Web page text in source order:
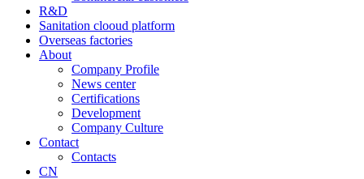
R&D
Sanitation clooud platform
Overseas factories
About
Company Profile
News center
Certifications
Development
Company Culture
Contact
Contacts
CN